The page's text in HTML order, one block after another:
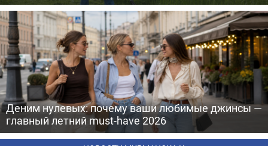
Деним нулевых: почему ваши любимые джинсы —
главный летний must-have 2026